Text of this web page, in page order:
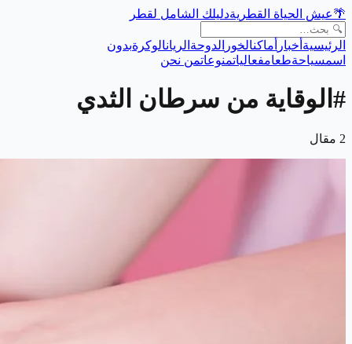
🌴عيش الحياة القطريةدليلك الشامل لقطر
الرئيسية أخبار أماكنالخور الدوحة الريانالوكرةبدون
اسمسياحةطعامفعالياتمنوعاتمن نحن
# الوقاية من سرطان الثدي
2 مقال